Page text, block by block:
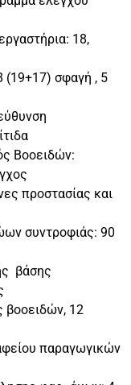
18,
(19+17) σφαγή , 5
Βοοειδών:
προστασίας και
συντροφιάς: 90
βάσης
βοοειδών, 12
παραγωγικών